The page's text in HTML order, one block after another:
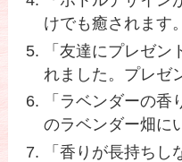
けでも癒されます
「友達にプレゼン
れました。プレゼ
「ラベンダーの
のラベンダー畑に
「香りが長持ちし